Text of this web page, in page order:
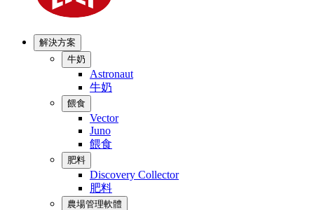
解決方案
牛奶
Astronaut
牛奶
餵食
Vector
Juno
餵食
肥料
Discovery Collector
肥料
農場管理軟體